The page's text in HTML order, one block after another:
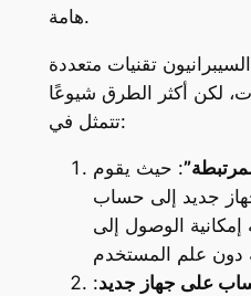
هامة.
تقنيات متعددة
لكن أكثر الطرق شيوعًا
تتمثل في:
: حيث يقوم
جديد إلى حساب
إمكانية الوصول إلى
على جهاز جديد: